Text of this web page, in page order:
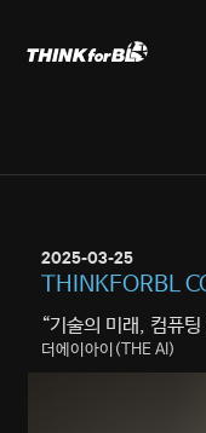
content
COMPANY
02WHAT WE DO
PROBLEM
2025-03-25
THINKFORBL
“기술의 미래, 컴퓨
더에이아이(THE AI)